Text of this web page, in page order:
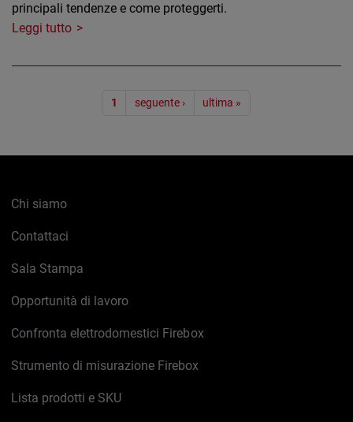
principali tendenze e come proteggerti.
Leggi tutto
Paginazione1 seguente › ultima »
Chi siamo
Contattaci
Sala Stampa
Opportunità di lavoro
Confronta elettrodomestici Firebox
Strumento di misurazione Firebox
Lista prodotti e SKU